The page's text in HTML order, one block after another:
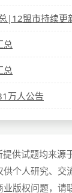
|12盟市持续更
总
总
万人公告
供试题均来源
个人研究、交
版权问题，请